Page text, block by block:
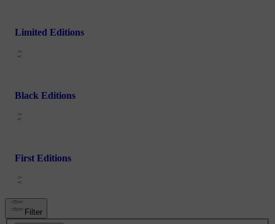
Limited Editions
Black Editions
First Editions
Filter